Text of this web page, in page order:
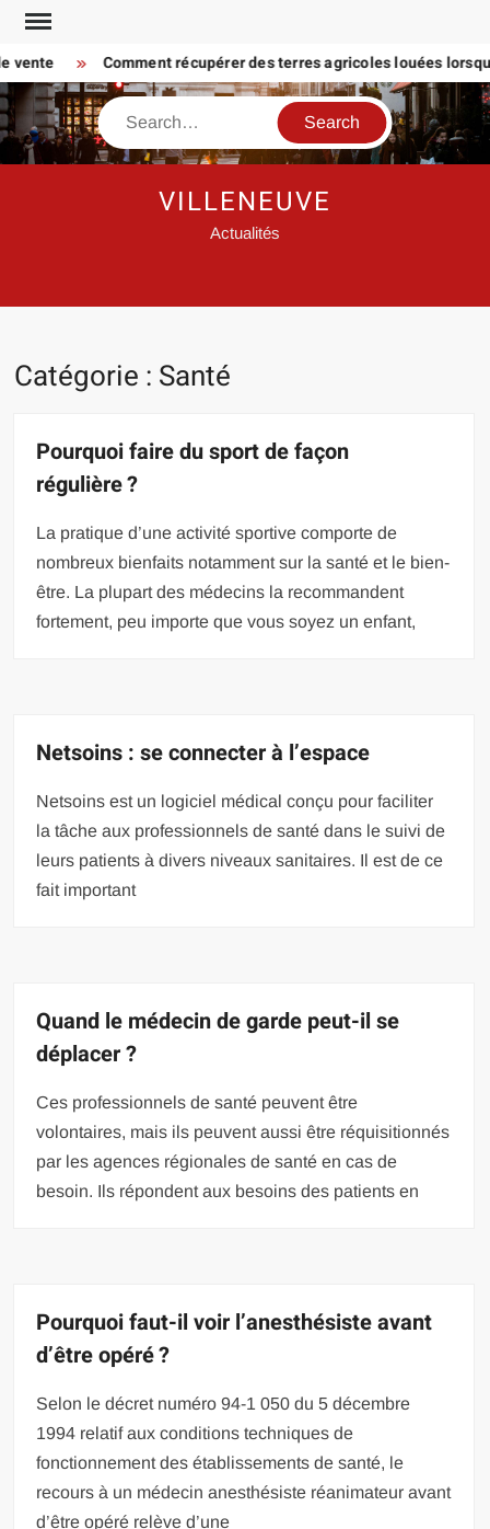
Skip
content
Comment récupérer des terres agricoles louées lorsque
Search
VILLENEUVE
Actualités
Catégorie : Santé
Pourquoi faire du sport de façon
régulière ?
La pratique d’une activité sportive comporte de
nombreux bienfaits notamment sur la santé et le bien-
être. La plupart des médecins la recommandent
fortement, peu importe que vous soyez un enfant,
Netsoins : se connecter à l’espace
Netsoins est un logiciel médical conçu pour faciliter
la tâche aux professionnels de santé dans le suivi de
leurs patients à divers niveaux sanitaires. Il est de ce
fait important
Quand le médecin de garde peut-il se
déplacer ?
Ces professionnels de santé peuvent être
volontaires, mais ils peuvent aussi être réquisitionnés
par les agences régionales de santé en cas de
besoin. Ils répondent aux besoins des patients en
Pourquoi faut-il voir l’anesthésiste avant
d’être opéré ?
Selon le décret numéro 94-1 050 du 5 décembre
1994 relatif aux conditions techniques de
fonctionnement des établissements de santé, le
recours à un médecin anesthésiste réanimateur avant
d’être opéré relève d’une